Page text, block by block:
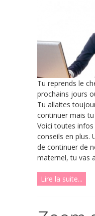
Tu reprends le
prochains jours
Tu allaites
continuer mais tu
Voici toutes
conseils en plus.
de continuer de
maternel, tu vas
Lire la suite...